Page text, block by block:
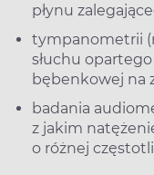
płynu
tympanometrii
słuchu
bębenkowej na
badania
z jakim
o różnej